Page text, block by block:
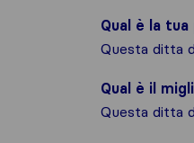
Qual è la
Questa ditta
Qual è il
Questa ditta